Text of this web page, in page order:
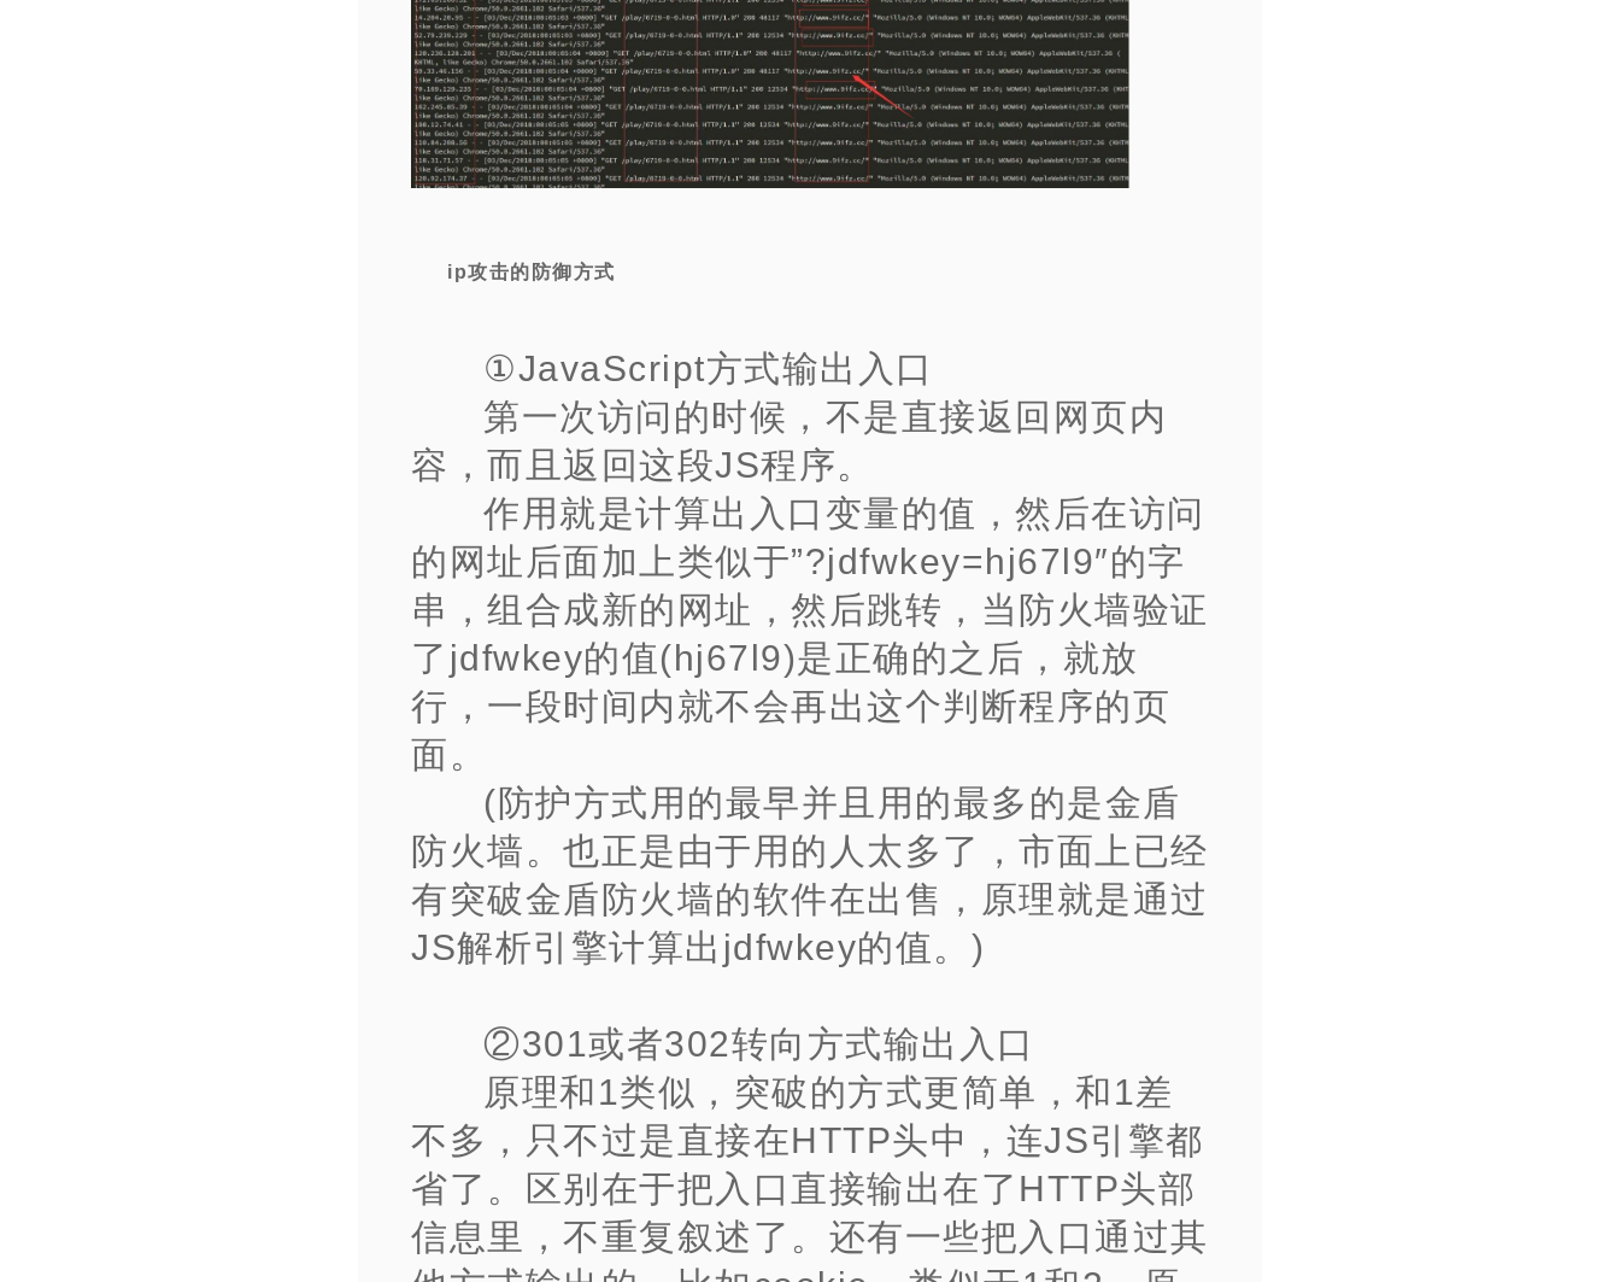
ip攻击的防御方式
①JavaScript方式输出入口
第一次访问的时候，不是直接返回网页内
容，而且返回这段JS程序。
作用就是计算出入口变量的值，然后在访问
的网址后面加上类似于”?jdfwkey=hj67l9″的字
串，组合成新的网址，然后跳转，当防火墙验证
了jdfwkey的值(hj67l9)是正确的之后，就放
行，一段时间内就不会再出这个判断程序的页
面。
(防护方式用的最早并且用的最多的是金盾
防火墙。也正是由于用的人太多了，市面上已经
有突破金盾防火墙的软件在出售，原理就是通过
JS解析引擎计算出jdfwkey的值。)
②301或者302转向方式输出入口
原理和1类似，突破的方式更简单，和1差
不多，只不过是直接在HTTP头中，连JS引擎都
省了。区别在于把入口直接输出在了HTTP头部
信息里，不重复叙述了。 还有一些把入口通过其